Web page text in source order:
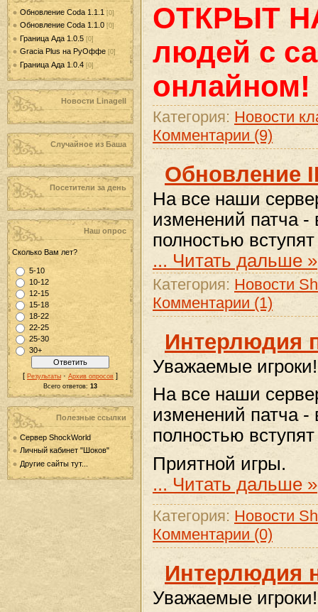
Обновление Coda 1.1.1 [0]
Обновление Coda 1.1.0 [0]
Граница Ада 1.0.5 [0]
Gracia Plus на РуОффе [0]
Граница Ада 1.0.4 [0]
Новости LinageII
Случайное из Баша
Посетители за день
Наш опрос
Сколько Вам лет?
5-10
10-12
12-15
15-18
18-22
22-25
25-30
30+
[ Результаты · Архив опросов ]
Всего ответов: 13
Полезные ссылки
Сервер ShockWorld
Личный кабинет "Шоков"
Другие сайты тут...
ОТКРЫТ
людей с
онлайном!
Категория: Новости
Комментарии (9)
Обновление
На все наши
изменений патча
полностью
... Читать дальше »
Категория: Новости
Комментарии (1)
Интерлюдия
Уважаемые игроки!
На все наши
изменений патча
полностью
Приятной игры.
... Читать дальше »
Категория: Новости
Комментарии (0)
Интерлюдия
Уважаемые игроки!